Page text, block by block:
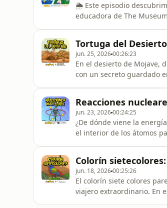
🌦️ Este episodio
educadora de The
satélites, anillos de los árb
Tortuga del
jun. 25, 202600:26:23
En el desierto de Mojave,
con un secreto guardado
madrigueras de
Reacciones
jun. 23, 202600:24:25
¿De dónde viene la
el interior de los átomos
Sol b
Colorín
jun. 18, 202600:25:26
El colorín siete colores
viajero extraordinario. En